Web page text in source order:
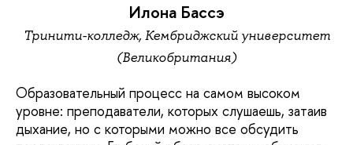
Илона Бассэ
Тринити-колледж, Кембриджский университет
(Великобритания)
Образовательный процесс на самом высоком
уровне: преподаватели, которых слушаешь, затаив
дыхание, но с которыми можно все обсудить